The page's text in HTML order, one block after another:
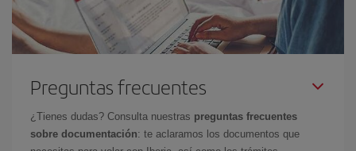
Preguntas frecuentes
¿Tienes dudas? Consulta nuestras preguntas frecuentes
sobre documentación: te aclaramos los documentos que